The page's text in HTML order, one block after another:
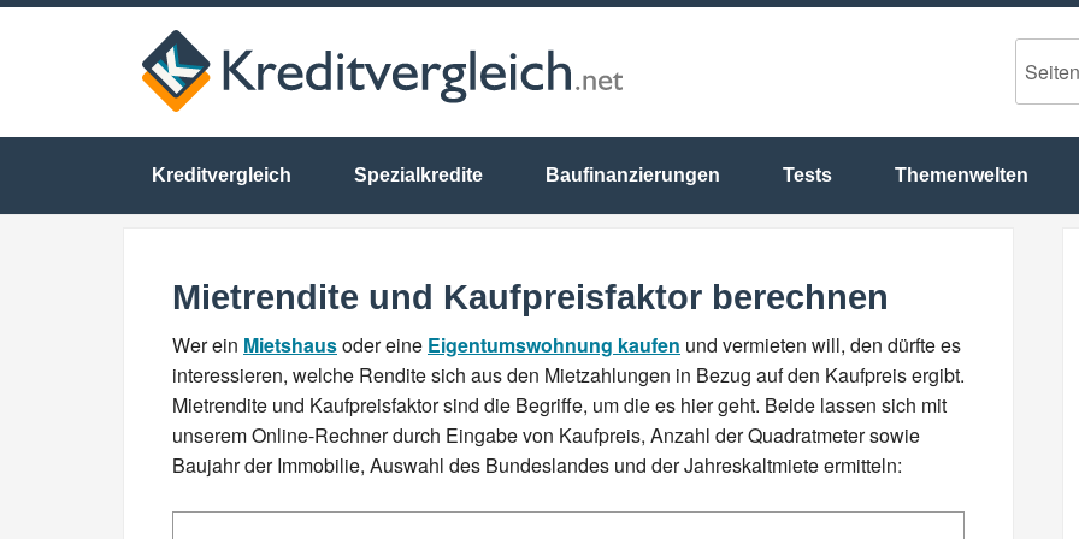
Kreditvergleich Spezialkredite Baufinanzierungen Tests Themenwelten
Mietrendite und Kaufpreisfaktor berechnen
Wer ein Mietshausoder eine Eigentumswohnung kaufen und vermieten will, den dürfte es
interessieren, welche Rendite sich aus den Mietzahlungen in Bezug auf den Kaufpreis ergibt.
Mietrendite und Kaufpreisfaktor sind die Begriffe, um die es hier geht. Beide lassen sich mit
unserem Online-Rechner durch Eingabe von Kaufpreis, Anzahl der Quadratmeter sowie
Baujahr der Immobilie, Auswahl des Bundeslandes und der Jahreskaltmiete ermitteln: